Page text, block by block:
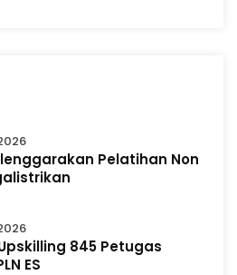
Pelatihan Non
845 Petugas
ES